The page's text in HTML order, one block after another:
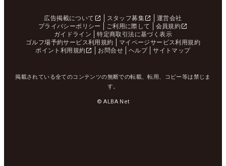
広告掲載について スタッフ募集
運営会社
プライバシーポリシー
ご利用に際して
会員規約
ガイドライン
特定商取引法に基づく表示
ゴルフ場予約サービス利用規約
マイページサービス利用規約
ポイント利用規約
お問合せ ヘルプ サイトマップ
掲載されている全てのコンテンツの無断での転載、転用、コピー等は禁じま
す。
© ALBA Net